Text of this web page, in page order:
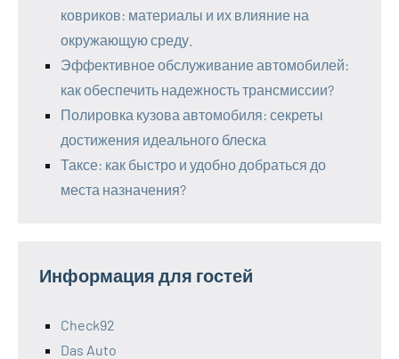
ковриков: материалы и их влияние на
окружающую среду.
Эффективное обслуживание автомобилей:
как обеспечить надежность трансмиссии?
Полировка кузова автомобиля: секреты
достижения идеального блеска
Таксе: как быстро и удобно добраться до
места назначения?
Информация для гостей
Check92
Das Auto